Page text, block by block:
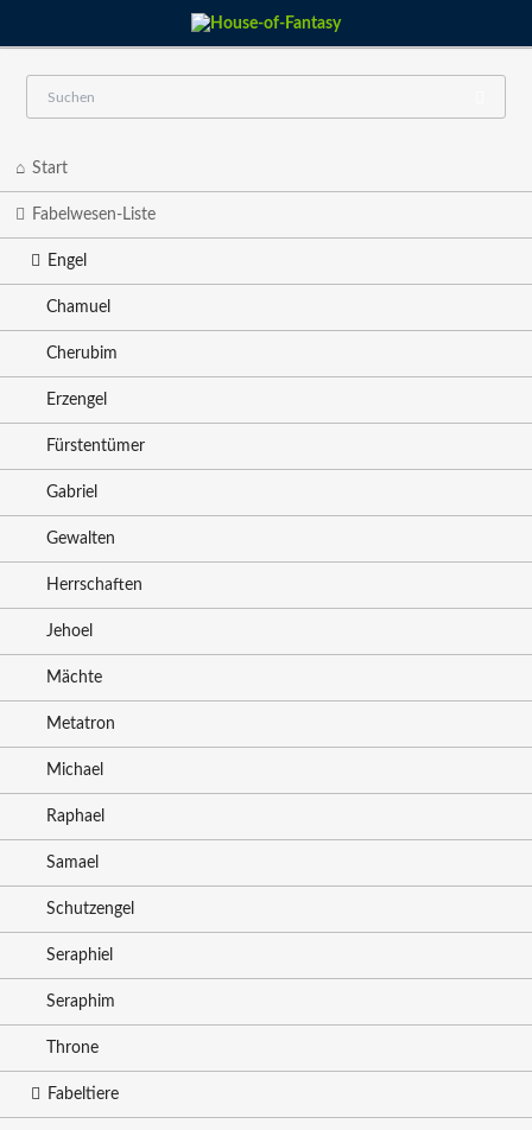
Start
Fabelwesen-Liste
Engel
Chamuel
Cherubim
Erzengel
Fürstentümer
Gabriel
Gewalten
Herrschaften
Jehoel
Mächte
Metatron
Michael
Raphael
Samael
Schutzengel
Seraphiel
Seraphim
Throne
Fabeltiere